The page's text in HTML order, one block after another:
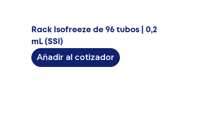
Rack Isofreeze de 96 tubos | 0,2
mL (SSI)
Añadir al cotizador